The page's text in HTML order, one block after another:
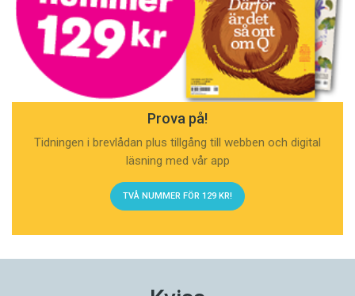
Prova på!
Tidningen i brevlådan plus tillgång till webben och digital
läsning med vår app
TVÅ NUMMER FÖR 129 KR!